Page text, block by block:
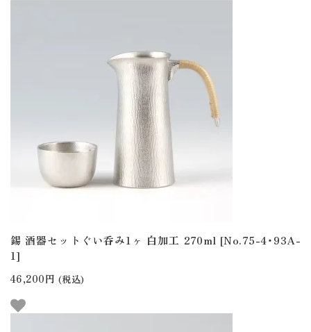
錫 酒器セットぐい呑み1ヶ 白加工 270ml [No.75-4・93A-
1]
46,200円 (税込)